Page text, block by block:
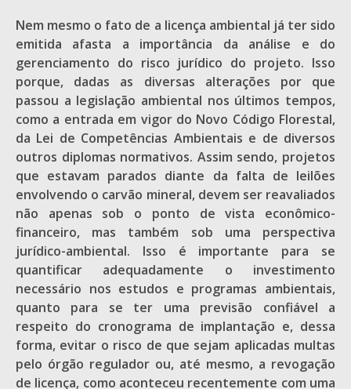
Nem mesmo o fato de a licença ambiental já ter sido
emitida afasta a importância da análise e do
gerenciamento do risco jurídico do projeto. Isso
porque, dadas as diversas alterações por que
passou a legislação ambiental nos últimos tempos,
como a entrada em vigor do Novo Código Florestal,
da Lei de Competências Ambientais e de diversos
outros diplomas normativos. Assim sendo, projetos
que estavam parados diante da falta de leilões
envolvendo o carvão mineral, devem ser reavaliados
não apenas sob o ponto de vista econômico-
financeiro, mas também sob uma perspectiva
jurídico-ambiental. Isso é importante para se
quantificar adequadamente o investimento
necessário nos estudos e programas ambientais,
quanto para se ter uma previsão confiável a
respeito do cronograma de implantação e, dessa
forma, evitar o risco de que sejam aplicadas multas
pelo órgão regulador ou, até mesmo, a revogação
de licença, como aconteceu recentemente com uma